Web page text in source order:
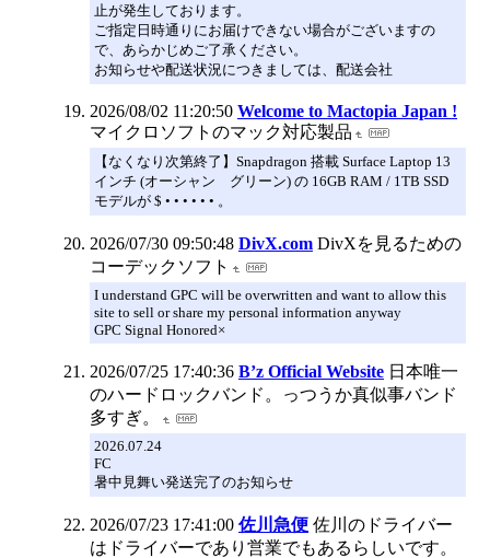
止が発生しております。
ご指定日時通りにお届けできない場合がございますの
で、あらかじめご了承ください。
お知らせや配送状況につきましては、配送会社
2026/08/02 11:20:50 Welcome to Mactopia Japan !
マイクロソフトのマック対応製品
【なくなり次第終了】Snapdragon 搭載 Surface Laptop 13
インチ (オーシャン グリーン) の 16GB RAM / 1TB SSD
モデルが $ • • • • • • 。
2026/07/30 09:50:48 DivX.com DivXを見るための
コーデックソフト
I understand GPC will be overwritten and want to allow this
site to sell or share my personal information anyway
GPC Signal Honored×
2026/07/25 17:40:36 B’z Official Website 日本唯一
のハードロックバンド。っつうか真似事バンド
多すぎ。
2026.07.24
FC
暑中見舞い発送完了のお知らせ
2026/07/23 17:41:00 佐川急便 佐川のドライバー
はドライバーであり営業でもあるらしいです。